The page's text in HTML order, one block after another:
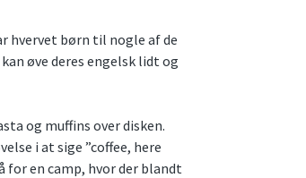
hvervet børn til nogle af de
øve deres engelsk lidt og
og muffins over disken.
i at sige ”coffee, here
for en camp, hvor der blandt